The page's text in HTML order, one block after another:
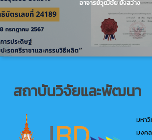
อาจารย์วุฒิชัย ยังสว่าง
สถาบันวิจัยและพัฒนา
มหาวิ
มงค